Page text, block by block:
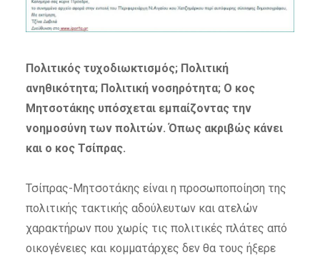
Πολιτικός τυχοδιωκτισμός; Πολιτική
ανηθικότητα; Πολιτική νοσηρότητα; Ο κος
Μητσοτάκης υπόσχεται εμπαίζοντας την
νοημοσύνη των πολιτών. Όπως ακριβώς κάνει
και ο κος Τσίπρας.
Τσίπρας-Μητσοτάκης είναι η προσωποποίηση της
πολιτικής τακτικής αδούλευτων και ατελών
χαρακτήρων που χωρίς τις πολιτικές πλάτες από
οικογένειες και κομματάρχες δεν θα τους ήξερε